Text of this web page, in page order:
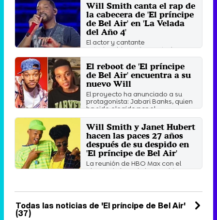
Will Smith canta el rap de
la cabecera de 'El príncipe
de Bel Air' en 'La Velada
del Año 4'
El actor y cantante
estadounidense ha contado con
la compañía de su hijo Jaden
Smith en ...
Domingo 14 Julio 2024 13:00
El reboot de 'El príncipe
de Bel Air' encuentra a su
nuevo Will
El proyecto ha anunciado a su
protagonista: Jabari Banks, quien
ha sido elegido por el ...
Miércoles 1 Septiembre 2021 17:25
Will Smith y Janet Hubert
hacen las paces 27 años
después de su despido en
'El príncipe de Bel Air'
La reunión de HBO Max con el
elenco de la serie ha servido
Todas las noticias de 'El príncipe de Bel Air'
(37)